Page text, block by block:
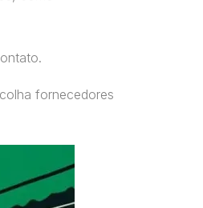
fornecedores